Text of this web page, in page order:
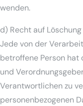
wenden.
d) Recht auf
Jede von der
betroffene Person hat
und
Verantwortlichen zu
personenbezogenen